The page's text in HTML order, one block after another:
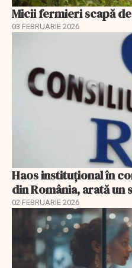
Micii fermieri scapă
03 FEBRUARIE 2026
Haos instituțional în
din România, arată un
02 FEBRUARIE 2026